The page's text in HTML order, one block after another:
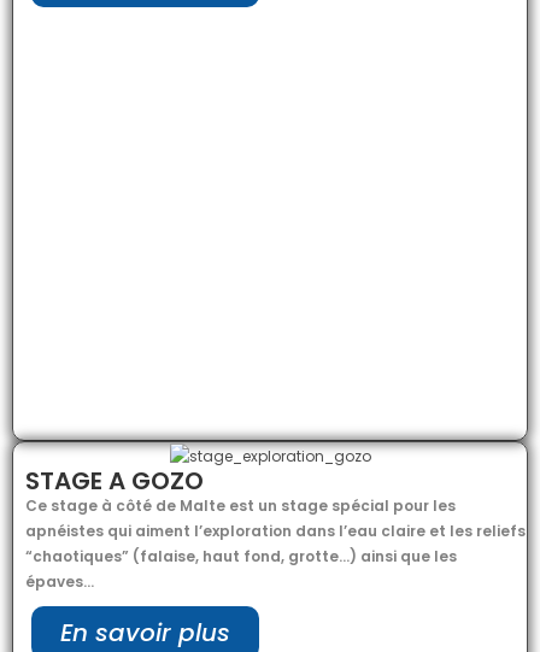
STAGE A GOZO
Ce stage à côté de Malte est un stage spécial pour les
apnéistes qui aiment l’exploration dans l’eau claire et les reliefs
“chaotiques” (falaise, haut fond, grotte…) ainsi que les
épaves…
En savoir plus